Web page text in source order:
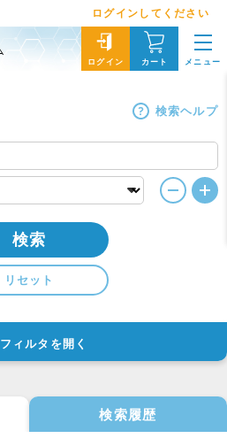
ログインしてください
ログイン カート メニュー
検索ヘルプ
検索
リセット
フィルタを開く
検索履歴